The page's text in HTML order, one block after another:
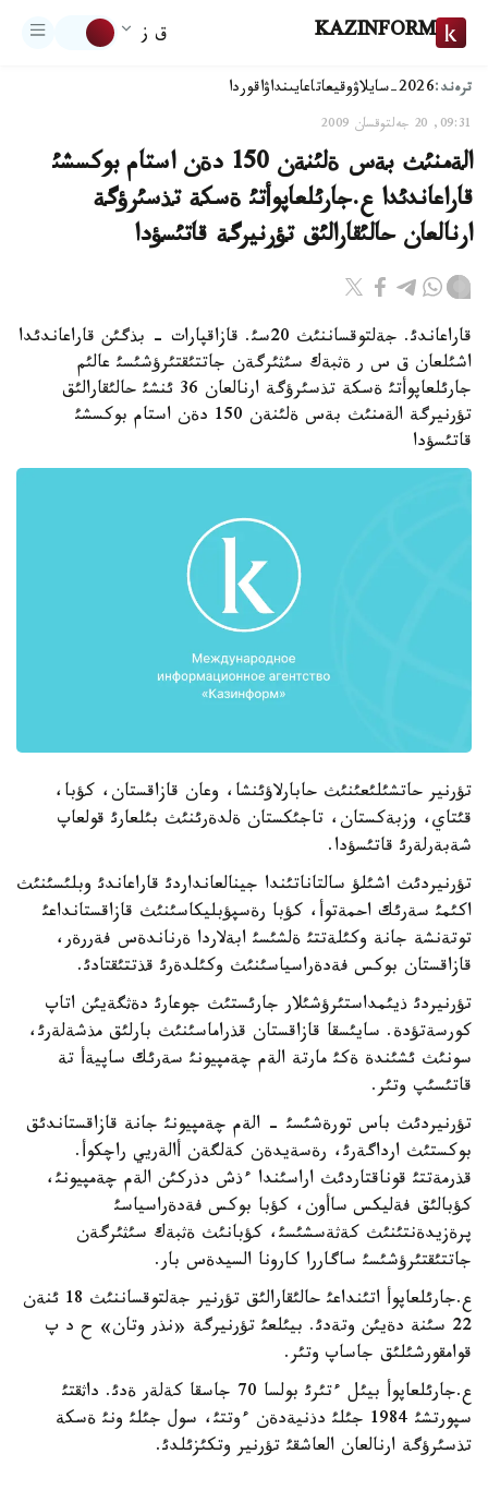
KAZINFORM ق ز
ترەند:2026-سايلاۋ وقيعاتاعايىنداۋاقوردا
09:31, 20 جەلتوقسان 2009
الةمنئث بةس ةلئنةن 150 دةن استام بوكسشئ
قاراعاندئدا ع.جارئلعاپوأتئ ةسكة تذسئرؤگة
ارنالعان حالئقارالئق تؤرنيرگة قاتئسؤدا
قاراعاندئ. جةلتوقساننئث 20سئ. قازاقپارات - بذگئن قاراعاندئدا
اشئلعان ق س ر ةثبةك سئثئرگةن جاتتئقتئرؤشئسئ عالئم
جارئلعاپوأتئ ةسكة تذسئرؤگة ارنالعان 36 ئنشئ حالئقارالئق
تؤرنيرگة الةمنئث بةس ةلئنةن 150 دةن استام بوكسشئ
قاتئسؤدا
تؤرنير حاتشئلئعئنئث حابارلاؤئنشا، وعان قازاقستان، كؤبا،
قئتاي، وزبةكستان، تاجئكستان ةلدةرئنئث بئلعارئ قولعاپ
شةبةرلةرئ قاتئسؤدا.
تؤرنيردئث اشئلؤ سالتاناتئندا جينالعانداردئ قاراعاندئ وبلئسئنئث
اكئمئ سةرئك احمةتوأ، كؤبا رةسپؤبليكاسئنئث قازاقستانداعئ
توتةنشة جانة وكئلةتتئ ةلشئسئ ابةلاردا ةرناندةس فةررةر،
قازاقستان بوكس فةدةراسياسئنئث وكئلدةرئ قذتتئقتادئ.
تؤرنيردئ ذيئمداستئرؤشئلار جارئستئث جوعارئ دةثگةيئن اتاپ
كورسةتؤدة. سايئسقا قازاقستان قذراماسئنئث بارلئق مذشةلةرئ،
سونئث ئشئندة ةكئ مارتة الةم چةمپيونئ سةرئك ساپيةأ تة
قاتئسئپ وتئر.
تؤرنيردئث باس تورةشئسئ - الةم چةمپيونئ جانة قازاقستاندئق
بوكستئث ارداگةرئ، رةسةيدةن كةلگةن أالةريي راچكوأ.
قذرمةتتئ قوناقتاردئث اراسئندا ءذش دذركئن الةم چةمپيونئ،
كؤبالئق فةليكس ساأون، كؤبا بوكس فةدةراسياسئ
پرةزيدةنتئنئث كةثةسشئسئ، كؤبانئث ةثبةك سئثئرگةن
جاتتئقتئرؤشئسئ ساگاررا كارونا السيدةس بار.
ع.جارئلعاپوأ اتئنداعئ حالئقارالئق تؤرنير جةلتوقساننئث 18 ئنةن
22 سئنة دةيئن وتةدئ. بيئلعئ تؤرنيرگة «نذر وتان» ح د پ
قوامقورشئلئق جاساپ وتئر.
ع.جارئلعاپوأ بيئل ءتئرئ بولسا 70 جاسقا كةلةر ةدئ. داثقتئ
سپورتشئ 1984 جئلئ دذنيةدةن ءوتتئ، سول جئلئ ونئ ةسكة
تذسئرؤگة ارنالعان العاشقئ تؤرنير وتكئزئلدئ.